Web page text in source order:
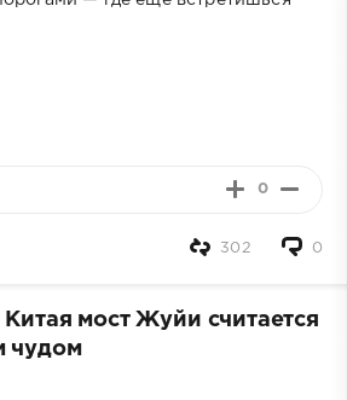
0
0
302
мост Жуйи считается
чудом